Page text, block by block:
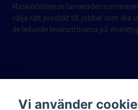
MaskinOnline.se lanserades
välja rätt produkt till jobbet som ska
de ledande leverantörerna på
Vi använder